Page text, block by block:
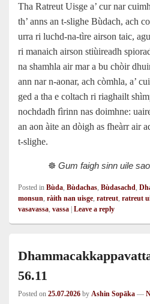
Tha Ratreut Uisge a’ cur nar
th’ anns an t‑slighe Bùdach, ach
urra ri luchd‑na‑tìre airson taic,
ri manaich airson stiùireadh
na shamhla air mar a bu chòir
ann nar n‑aonar, ach còmhla, a’
ged a tha e coltach ri riaghailt
nochdadh fìrinn nas doimhne:
an aon àite an dòigh as fheàrr air
t‑slighe.
☸️ Gum faigh sinn uile
Posted in Bùda, Bùdachas, Bùdasachd,
monsun, ràith nan uisge, ratreut, ratreut
vasavassa, vassa Leave a reply
56.11
Posted on 25.07.2026 by Ashin Sopāka —